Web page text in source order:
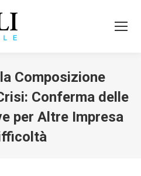
Composizione
Conferma delle
per Altre Impresa